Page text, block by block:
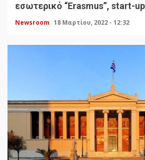
εσωτερικό “Erasmus”, start-
Newsroom 18 Μαρτίου, 2022 - 12:32